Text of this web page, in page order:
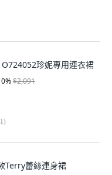
珍妮專用連衣裙
%$2,091
1)
Terry蕾絲連身裙